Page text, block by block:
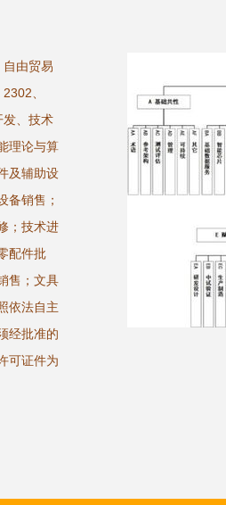
由贸易
、
发、技术
理论与算
及辅助设
备销售；
；技术进
配件批
售；文具
依法自主
经批准的
可证件为